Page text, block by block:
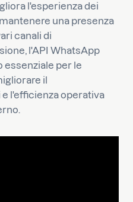
l'esperienza dei
una presenza
canali di
l'API WhatsApp
essenziale per le
il
l'efficienza operativa